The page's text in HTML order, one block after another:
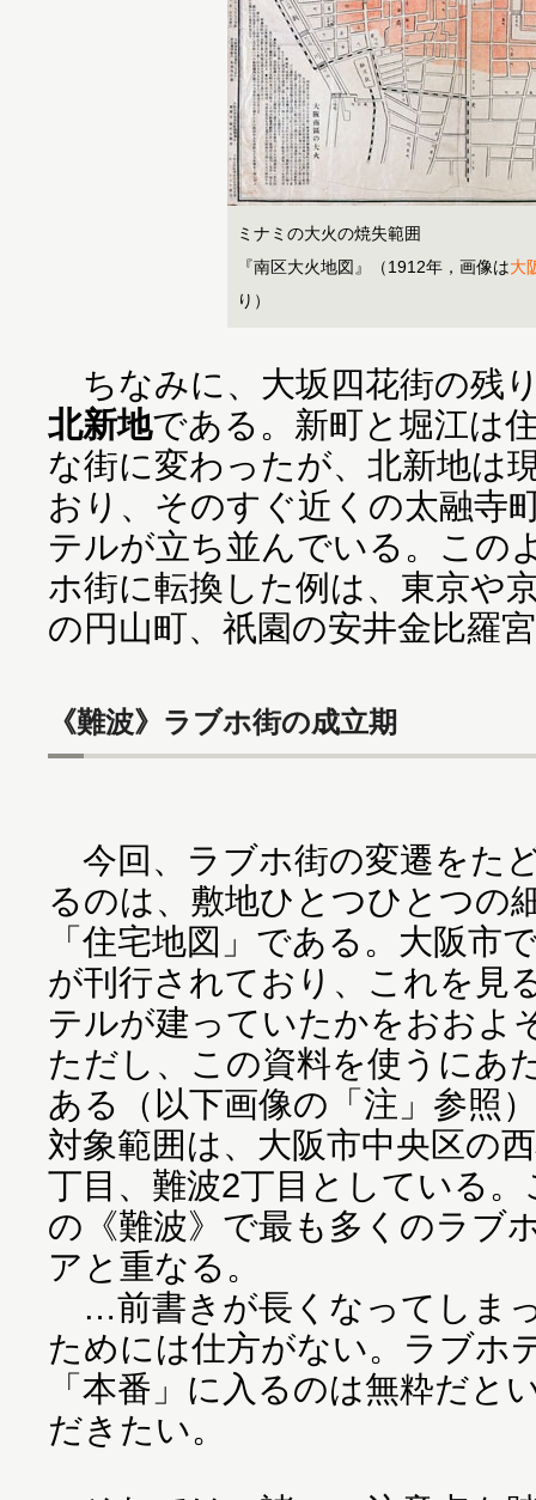
ミナミの大火の焼失範囲
『南区大火地図』（1912年，画像は大
り）
ちなみに、大坂四花街の残
北新地である。新町と堀江は
な街に変わったが、北新地は
おり、そのすぐ近くの太融寺
テルが立ち並んでいる。この
ホ街に転換した例は、東京や
の円山町、祇園の安井金比羅
《難波》ラブホ街の成立期
今回、ラブホ街の変遷をた
るのは、敷地ひとつひとつの
「住宅地図」である。大阪市
が刊行されており、これを見
テルが建っていたかをおおよ
ただし、この資料を使うにあ
ある（以下画像の「注」参照
対象範囲は、大阪市中央区の
丁目、難波2丁目としている
の《難波》で最も多くのラブ
アと重なる。
…前書きが長くなってしま
ためには仕方がない。ラブホ
「本番」に入るのは無粋だと
だきたい。